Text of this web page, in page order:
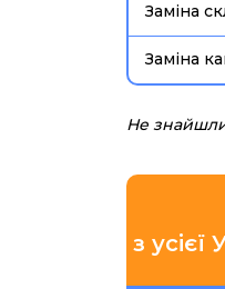
Заміна
Заміна
Не знайшли
з